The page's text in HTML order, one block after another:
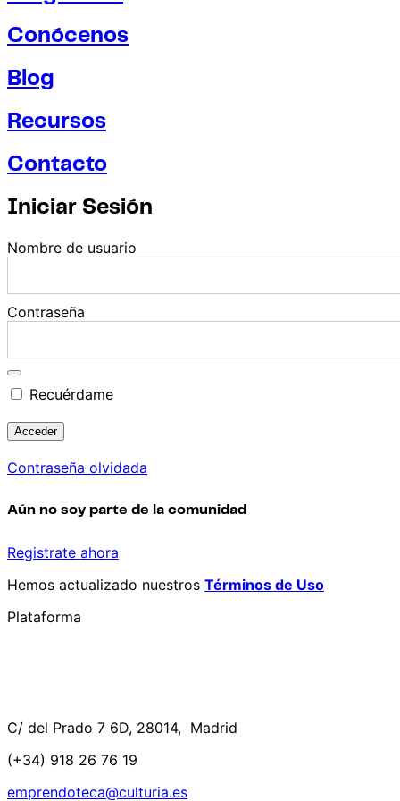
Conócenos
Blog
Recursos
Contacto
Iniciar Sesión
Nombre de usuario
Contraseña
Recuérdame
Contraseña olvidada
Aún no soy parte de la comunidad
Registrate ahora
Hemos actualizado nuestros Términos de Uso
Plataforma
C/ del Prado 7 6D, 28014, Madrid
(+34) 918 26 76 19
emprendoteca@culturia.es